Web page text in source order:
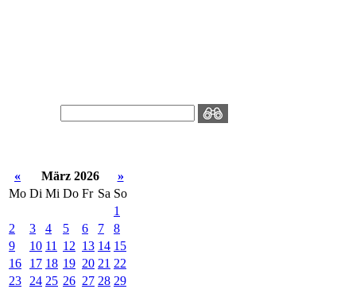
« März 2026
»
Mo Di Mi Do Fr Sa So
1
2
3 4 5 6 7
8
9
10 11 12 13 14 15
16
17 18 19 20 21 22
23
24 25 26 27 28 29